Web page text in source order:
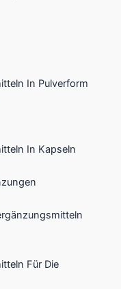
In Pulverform
In Kapseln
Für Die